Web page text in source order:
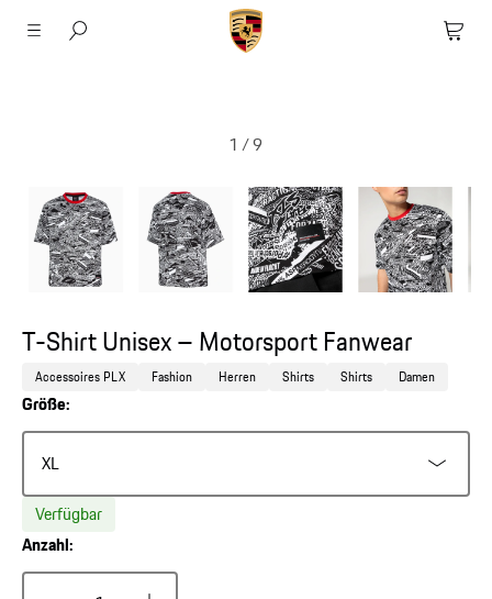
1 /9
T-Shirt Unisex – Motorsport Fanwear
Accessoires PLX Fashion Herren Shirts Shirts Damen
Größe:
XL
Verfügbar
Anzahl: